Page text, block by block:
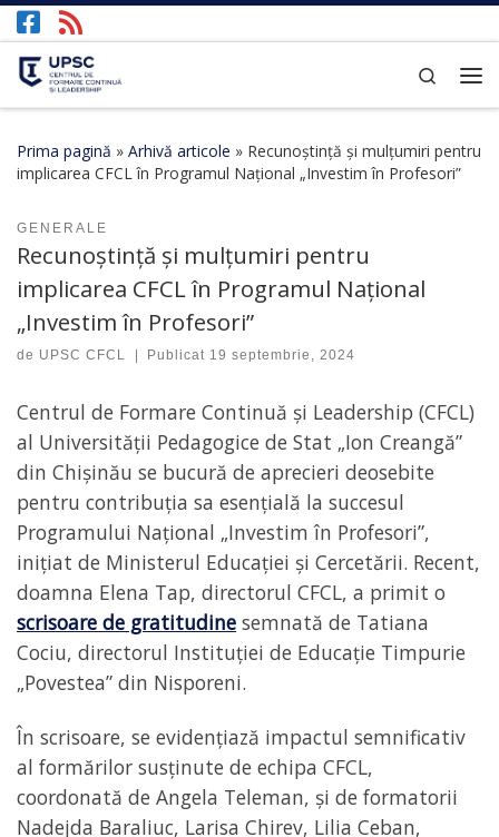
Afișează întregul conținut
Search
Prima pagină » Arhivă articole » Recunoștință și mulțumiri pentru
implicarea CFCL în Programul Național „Investim în Profesori”
GENERALE
Recunoștință și mulțumiri pentru
implicarea CFCL în Programul Național
„Investim în Profesori”
de UPSC CFCL Publicat 19 septembrie, 2024
Centrul de Formare Continuă și Leadership (CFCL)
al Universității Pedagogice de Stat „Ion Creangă”
din Chișinău se bucură de aprecieri deosebite
pentru contribuția sa esențială la succesul
Programului Național „Investim în Profesori”,
inițiat de Ministerul Educației și Cercetării. Recent,
doamna Elena Tap, directorul CFCL, a primit o
scrisoare de gratitudine semnată de Tatiana
Cociu, directorul Instituției de Educație Timpurie
„Povestea” din Nisporeni.
În scrisoare, se evidențiază impactul semnificativ
al formărilor susținute de echipa CFCL,
coordonată de Angela Teleman, și de formatorii
Nadejda Baraliuc, Larisa Chirev, Lilia Ceban,